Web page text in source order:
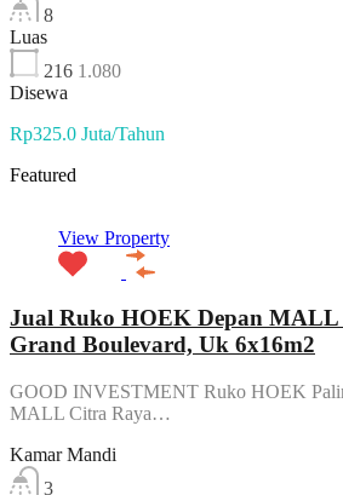
8
Luas
216 1.080
Disewa
Rp325.0 Juta/Tahun
Featured
View Property
Jual Ruko HOEK Depan MALL
Grand Boulevard, Uk 6x16m2
GOOD INVESTMENT Ruko HOEK
MALL Citra Raya…
Kamar Mandi
3